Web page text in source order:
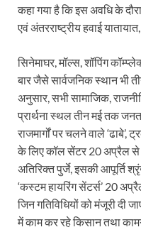
कहा गया है कि इस अवधि के
एवं अंतरराष्ट्रीय हवाई
सिनेमाघर, मॉल्स, शॉपिंग
बार जैसे सार्वजनिक स्थान भी
अनुसार, सभी सामाजिक,
प्रार्थना स्थल तीन मई तक
राजमार्गों पर चलने वाले ‘ढाबे’,
के लिए कॉल सेंटर 20 अप्रैल
अतिरिक्त पुर्जे, इसकी आपूर्ति
‘कस्टम हायरिंग सेंटर्स’ 20
जिन गतिविधियों को मंजूरी दी
में काम कर रहे किसान तथा